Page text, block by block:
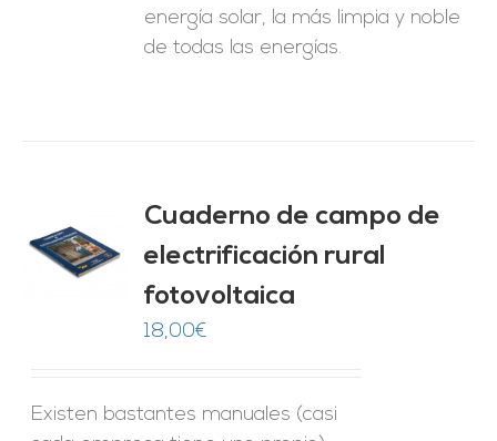
energía solar, la más limpia y noble
de todas las energías.
Cuaderno de campo de
electrificación rural
fotovoltaica
18,00€
Existen bastantes manuales (casi